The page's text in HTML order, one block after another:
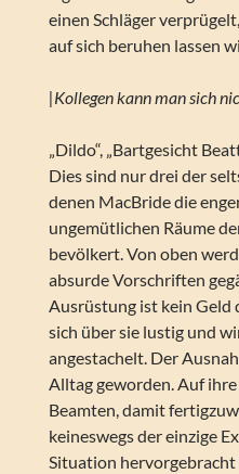
einen Schläger
auf sich beruhen lassen
|Kollegen kann man sich
„Dildo“, „Bartgesicht
Dies sind nur drei der
denen MacBride die
ungemütlichen Räume
bevölkert. Von oben
absurde Vorschriften
Ausrüstung ist kein Geld
sich über sie lustig und
angestachelt. Der
Alltag geworden. Auf
Beamten, damit
keineswegs der einzige
Situation hervorgebracht